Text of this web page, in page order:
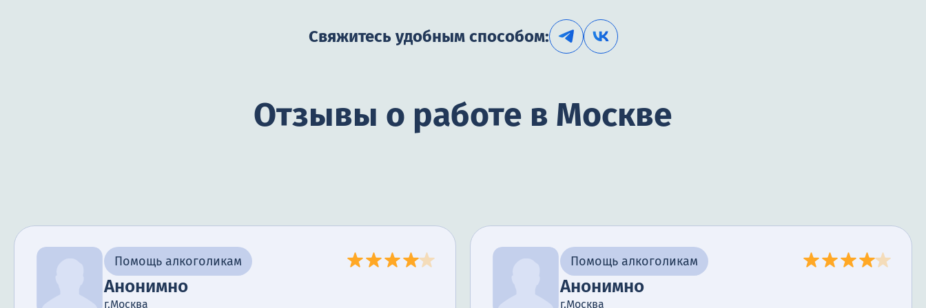
Свяжитесь удобным способом:
Отзывы о работе в Москве
Помощь алкоголикам
Анонимно
г.Москва
Помощь алкоголикам
Анонимно
г.Москва